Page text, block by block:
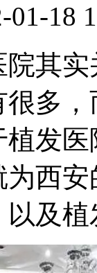
01-18
其
多
发
西
及